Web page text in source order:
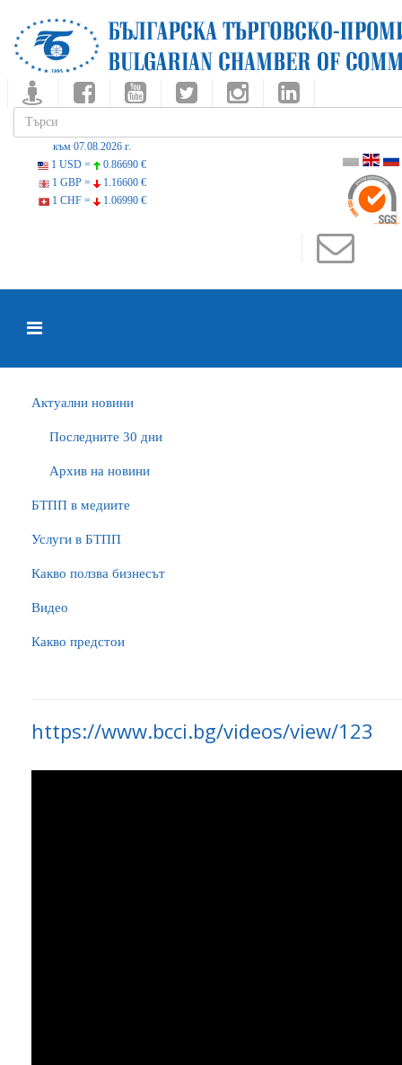
към 07.08.2026 г.
1 USD =
0.86690 €
1 GBP =
1.16600 €
1 CHF =
1.06990 €
Актуални новини
Последните 30 дни
Архив на новини
БTПП в медиите
Услуги в БТПП
Какво ползва бизнесът
Видео
Какво предстои
https://www.bcci.bg/videos/view/123